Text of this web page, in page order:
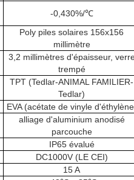
-0,430%/℃
Poly piles solaires 156x156
millimètre
3,2 millimètres d'épaisseur,
trempé
TPT (Tedlar-ANIMAL FAMILIER-
Tedlar)
EVA (acétate de vinyle
alliage d'aluminium anodisé
parcouche
IP65 évalué
DC1000V (LE CEI)
15 A